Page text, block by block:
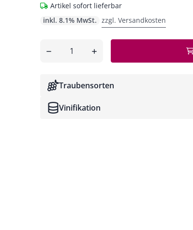
Artikel sofort lieferbar
inkl. 8.1% MwSt. zzgl. Versandkosten
Traubensorten
Vinifikation